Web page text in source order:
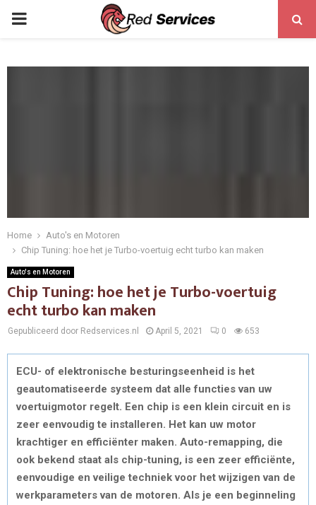
PRIMARY
Home
Auto's en Motoren
Chip Tuning: hoe het je Turbo-voertuig echt turbo kan maken
Auto's en Motoren
Chip Tuning: hoe het je Turbo-voertuig
echt turbo kan maken
Gepubliceerd door Redservices.nl April 5, 2021 0 653
ECU- of elektronische besturingseenheid is het
geautomatiseerde systeem dat alle functies van uw
voertuigmotor regelt. Een chip is een klein circuit en is
zeer eenvoudig te installeren. Het kan uw motor
krachtiger en efficiënter maken. Auto-remapping, die
ook bekend staat als chip-tuning, is een zeer efficiënte,
eenvoudige en veilige techniek voor het wijzigen van de
werkparameters van de motoren. Als je een beginneling